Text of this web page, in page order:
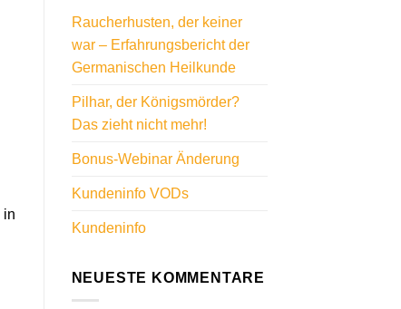
in
Raucherhusten, der keiner
war – Erfahrungsbericht der
Germanischen Heilkunde
Pilhar, der Königsmörder?
Das zieht nicht mehr!
Bonus-Webinar Änderung
Kundeninfo VODs
Kundeninfo
NEUESTE KOMMENTARE